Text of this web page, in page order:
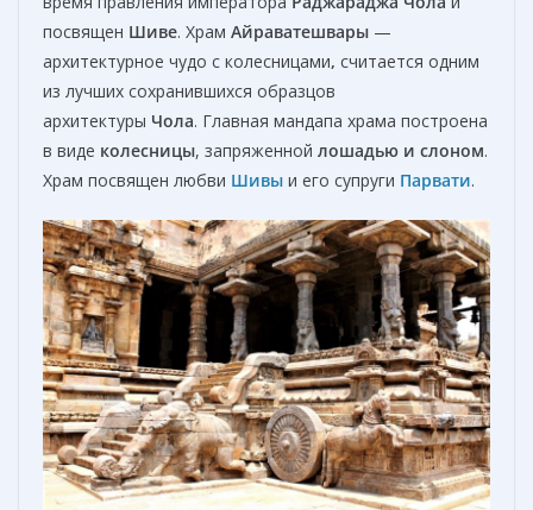
посвящен Шиве. Храм Айраватешвары —
архитектурное чудо с колесницами, считается одним
из лучших сохранившихся образцов
архитектуры Чола. Главная мандапа храма построена
в виде колесницы, запряженной лошадью и слоном.
Храм посвящен любви Шивы и его супруги Парвати.